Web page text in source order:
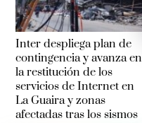
Inter despliega plan de
contingencia y avanza en
la restitución de los
servicios de Internet en
La Guaira y zonas
afectadas tras los sismos